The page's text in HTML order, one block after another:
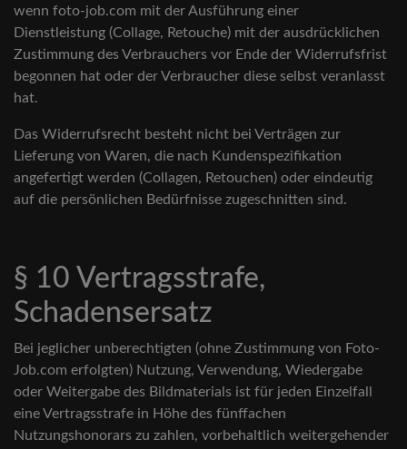
wenn foto-job.com mit der Ausführung einer
Dienstleistung (Collage, Retouche) mit der ausdrücklichen
Zustimmung des Verbrauchers vor Ende der Widerrufsfrist
begonnen hat oder der Verbraucher diese selbst veranlasst
hat.
Das Widerrufsrecht besteht nicht bei Verträgen zur
Lieferung von Waren, die nach Kundenspezifikation
angefertigt werden (Collagen, Retouchen) oder eindeutig
auf die persönlichen Bedürfnisse zugeschnitten sind.
§ 10 Vertragsstrafe,
Schadensersatz
Bei jeglicher unberechtigten (ohne Zustimmung von Foto-
Job.com erfolgten) Nutzung, Verwendung, Wiedergabe
oder Weitergabe des Bildmaterials ist für jeden Einzelfall
eine Vertragsstrafe in Höhe des fünffachen
Nutzungshonorars zu zahlen, vorbehaltlich weitergehender